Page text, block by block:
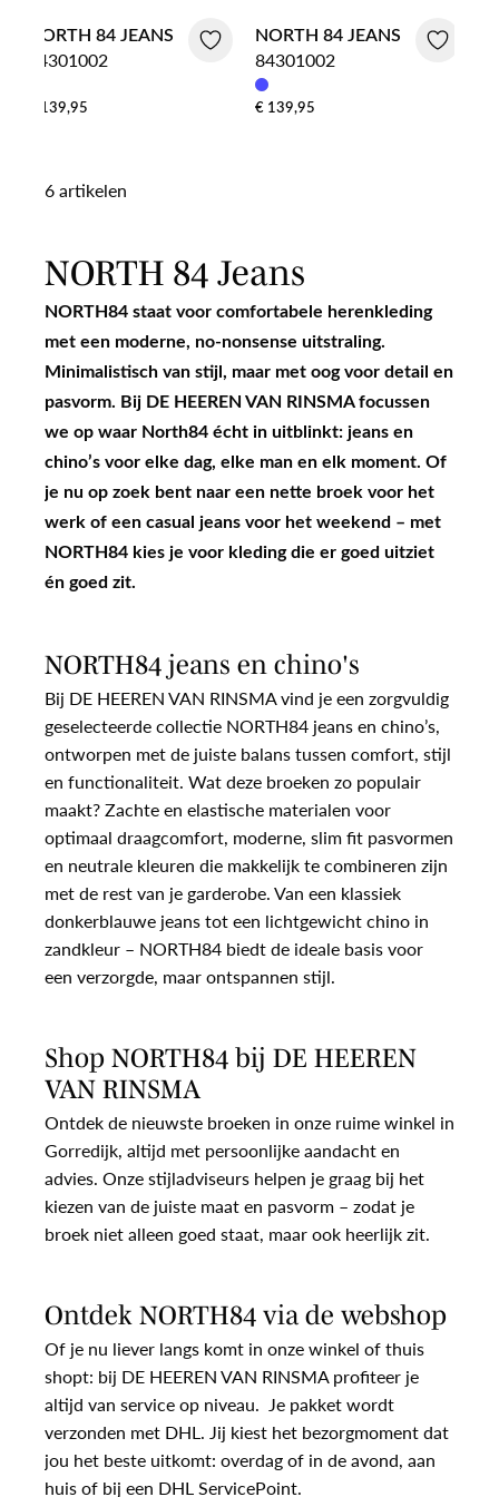
NORTH 84 JEANS
84301002
€ 139,95
NORTH 84 JEANS
84301002
€ 139,95
6 artikelen
NORTH 84 Jeans
NORTH84 staat voor comfortabele herenkleding
met een moderne, no-nonsense uitstraling.
Minimalistisch van stijl, maar met oog voor detail en
pasvorm. Bij DE HEEREN VAN RINSMA focussen
we op waar North84 écht in uitblinkt: jeans en
chino’s voor elke dag, elke man en elk moment. Of
je nu op zoek bent naar een nette broek voor het
werk of een casual jeans voor het weekend – met
NORTH84 kies je voor kleding die er goed uitziet
én goed zit.
NORTH84 jeans en chino's
Bij DE HEEREN VAN RINSMA vind je een zorgvuldig
geselecteerde collectie NORTH84 jeans en chino’s,
ontworpen met de juiste balans tussen comfort, stijl
en functionaliteit. Wat deze broeken zo populair
maakt? Zachte en elastische materialen voor
optimaal draagcomfort, moderne, slim fit pasvormen
en neutrale kleuren die makkelijk te combineren zijn
met de rest van je garderobe. Van een klassiek
donkerblauwe jeans tot een lichtgewicht chino in
zandkleur – NORTH84 biedt de ideale basis voor
een verzorgde, maar ontspannen stijl.
Shop NORTH84 bij DE HEEREN
VAN RINSMA
Ontdek de nieuwste broeken in onze ruime winkel in
Gorredijk, altijd met persoonlijke aandacht en
advies. Onze stijladviseurs helpen je graag bij het
kiezen van de juiste maat en pasvorm – zodat je
broek niet alleen goed staat, maar ook heerlijk zit.
Ontdek NORTH84 via de webshop
Of je nu liever langs komt in onze winkel of thuis
shopt: bij DE HEEREN VAN RINSMA profiteer je
altijd van service op niveau. Je pakket wordt
verzonden met DHL. Jij kiest het bezorgmoment dat
jou het beste uitkomt: overdag of in de avond, aan
huis of bij een DHL ServicePoint.